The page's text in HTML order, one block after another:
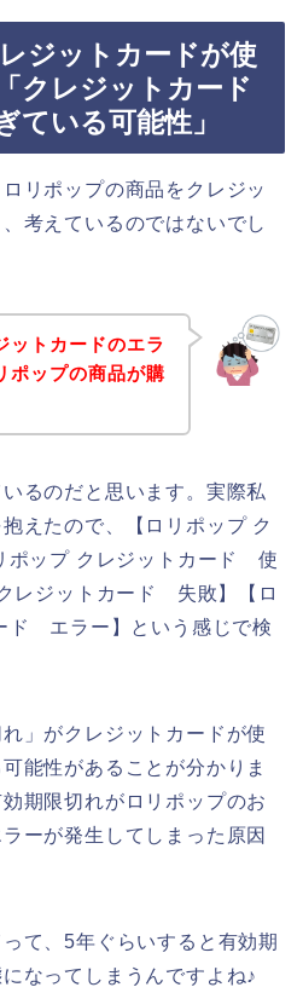
ジットカードが使
クレジットカード
ている可能性」
リポップの商品をクレジッ
考えているのではないでし
ットカードのエラ
ポップの商品が購
るのだと思います。実際私
えたので、【ロリポップ ク
ポップ クレジットカード 使
レジットカード 失敗】【ロ
ド エラー】という感じで検
」がクレジットカードが使
能性があることが分かりま
期限切れがロリポップのお
ーが発生してしまった原因
て、5年ぐらいすると有効期
なってしまうんですよね♪